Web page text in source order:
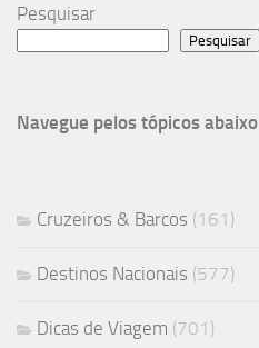
Pesquisar
Pesquisar
Navegue pelos tópicos abaixo
Cruzeiros & Barcos (161)
Destinos Nacionais (577)
Dicas de Viagem (701)